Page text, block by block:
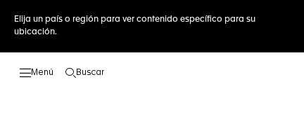
Elija un país o región para ver contenido específico para su
ubicación.
Buscar